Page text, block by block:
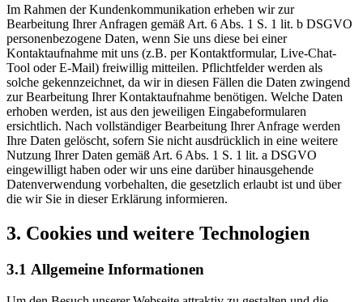
Im Rahmen der Kundenkommunikation erheben wir zur
Bearbeitung Ihrer Anfragen gemäß Art. 6 Abs. 1 S. 1 lit. b DSGVO
personenbezogene Daten, wenn Sie uns diese bei einer
Kontaktaufnahme mit uns (z.B. per Kontaktformular, Live-Chat-
Tool oder E-Mail) freiwillig mitteilen. Pflichtfelder werden als
solche gekennzeichnet, da wir in diesen Fällen die Daten zwingend
zur Bearbeitung Ihrer Kontaktaufnahme benötigen. Welche Daten
erhoben werden, ist aus den jeweiligen Eingabeformularen
ersichtlich. Nach vollständiger Bearbeitung Ihrer Anfrage werden
Ihre Daten gelöscht, sofern Sie nicht ausdrücklich in eine weitere
Nutzung Ihrer Daten gemäß Art. 6 Abs. 1 S. 1 lit. a DSGVO
eingewilligt haben oder wir uns eine darüber hinausgehende
Datenverwendung vorbehalten, die gesetzlich erlaubt ist und über
die wir Sie in dieser Erklärung informieren.
3. Cookies und weitere Technologien
3.1 Allgemeine Informationen